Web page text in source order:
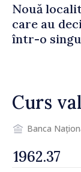
Nouă
care au
într-o
Curs
Banca